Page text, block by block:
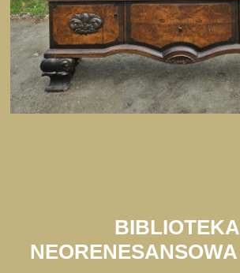
BIBLIOTEKA
NEORENESANSOWA